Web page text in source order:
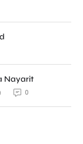
Nayarit
0